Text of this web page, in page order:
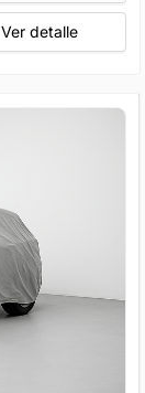
Ver detalle